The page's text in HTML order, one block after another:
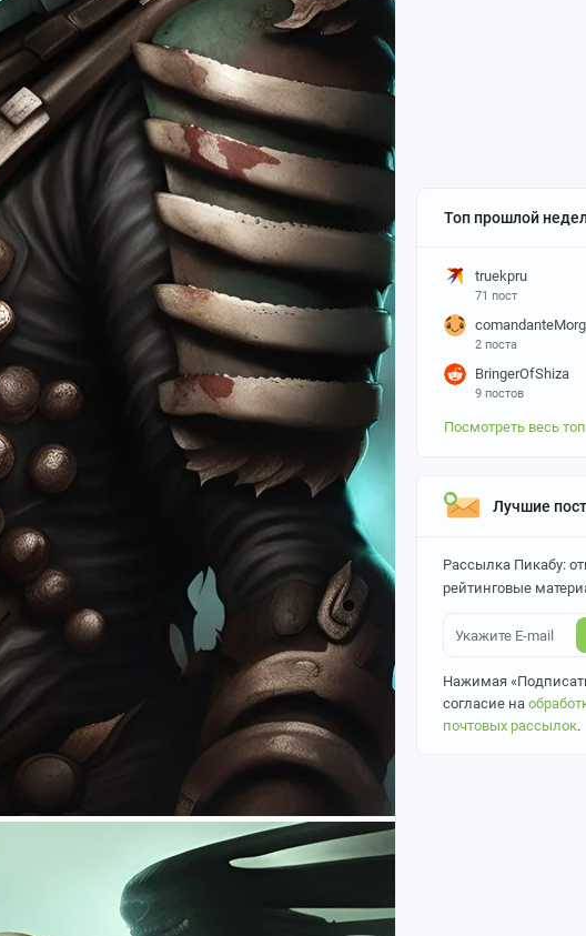
Топ прошлой
truekpru
71 пост
2 поста
BringerOfShiza
9 постов
Посмотреть весь топ
Лучшие
Рассылка Пикабу:
рейтинговые
Нажимая
согласие на
почтовых рассылок.